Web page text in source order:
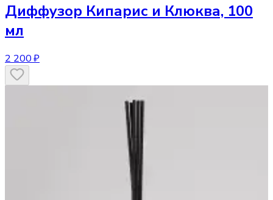
Диффузор Кипарис и Клюква, 100
мл
2 200 ₽